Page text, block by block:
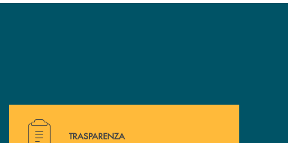
Hai bisogno di alcuni documenti ? Vai alla pagina della
TRASPARENZA